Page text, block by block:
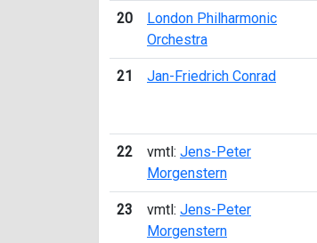
20
London Philharmonic
Orchestra
21 Jan-Friedrich Conrad
22 vmtl: Jens-Peter
Morgenstern
23 vmtl: Jens-Peter
Morgenstern